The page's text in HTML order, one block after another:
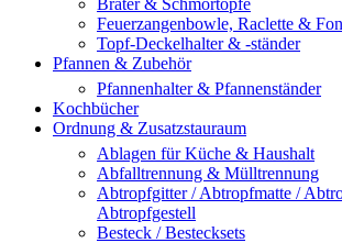
Bräter & Schmortöpfe
Feuerzangenbowle, Raclette &
Topf-Deckelhalter & -ständer
Pfannen & Zubehör
Pfannenhalter & Pfannenständer
Kochbücher
Ordnung & Zusatzstauraum
Ablagen für Küche & Haushalt
Abfalltrennung & Mülltrennung
Abtropfgitter / Abtropfmatte /
Abtropfgestell
Besteck / Bestecksets